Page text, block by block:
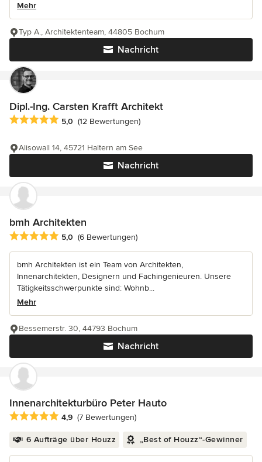
Mehr
Nachricht
Typ A., Architektenteam, 44805 Bochum
Dipl.-Ing. Carsten Krafft Architekt
Durchschnittliche Bewertung: 5 von 5 Sternen
5,0 (12 Bewertungen)
Nachricht
Alisowall 14, 45721 Haltern am See
bmh Architekten
Durchschnittliche Bewertung: 5 von 5 Sternen
5,0 (6 Bewertungen)
bmh Architekten ist ein Team von Architekten,
Innenarchitekten, Designern und Fachingenieuren. Unsere
Tätigkeitsschwerpunkte sind: Wohnb...
Mehr
Nachricht
Bessemerstr. 30, 44793 Bochum
Innenarchitekturbüro Peter Hauto
Durchschnittliche Bewertung: 4.9 von 5 Sternen
4,9 (7 Bewertungen)
6 Aufträge über Houzz „Best of Houzz“-Gewinner